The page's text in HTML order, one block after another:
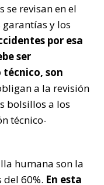
se revisan en el
garantías y los
por esa
ser
técnico, son
a la revisión
bolsillos a los
técnico-
humana son la
60%. En esta